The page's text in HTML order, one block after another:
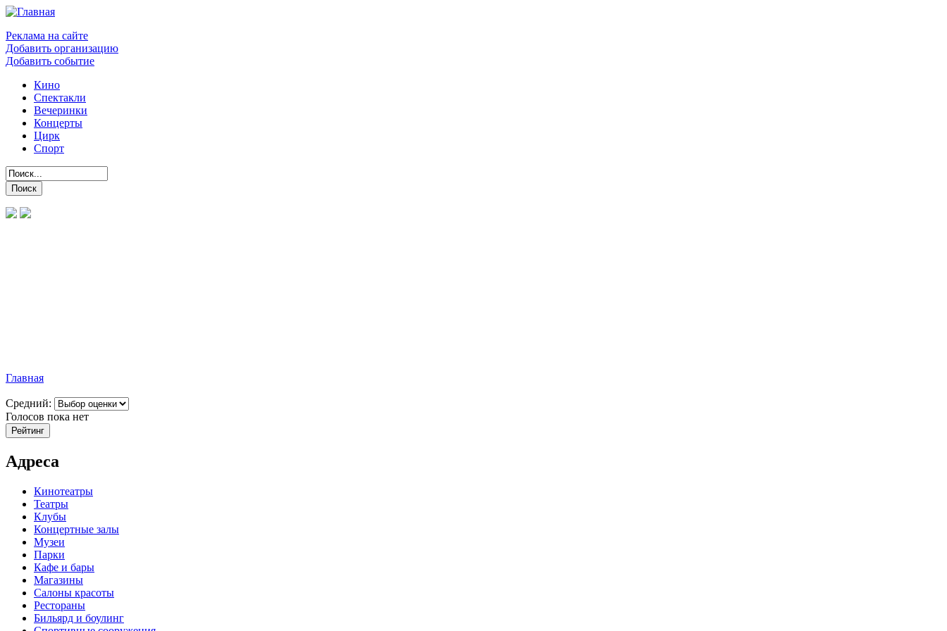
Реклама на сайте
Добавить организацию
Добавить событие
Кино
Спектакли
Вечеринки
Концерты
Цирк
Спорт
Главная
Средний:
Голосов пока нет
Адреса
Кинотеатры
Театры
Клубы
Концертные залы
Музеи
Парки
Кафе и бары
Магазины
Салоны красоты
Рестораны
Бильярд и боулинг